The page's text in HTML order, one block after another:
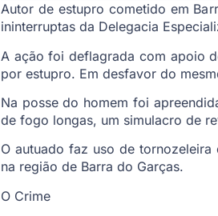
Autor de estupro cometido em
ininterruptas da Delegacia
A ação foi deflagrada com apoio
por estupro. Em desfavor do
Na posse do homem foi
de fogo longas, um simulacro de
O autuado faz uso de
na região de Barra do Garças.
O Crime